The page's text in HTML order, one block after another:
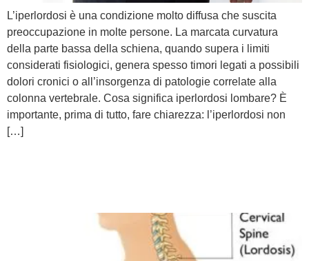
L’iperlordosi è una condizione molto diffusa che suscita
preoccupazione in molte persone. La marcata curvatura
della parte bassa della schiena, quando supera i limiti
considerati fisiologici, genera spesso timori legati a possibili
dolori cronici o all’insorgenza di patologie correlate alla
colonna vertebrale. Cosa significa iperlordosi lombare? È
importante, prima di tutto, fare chiarezza: l’iperlordosi non
[…]